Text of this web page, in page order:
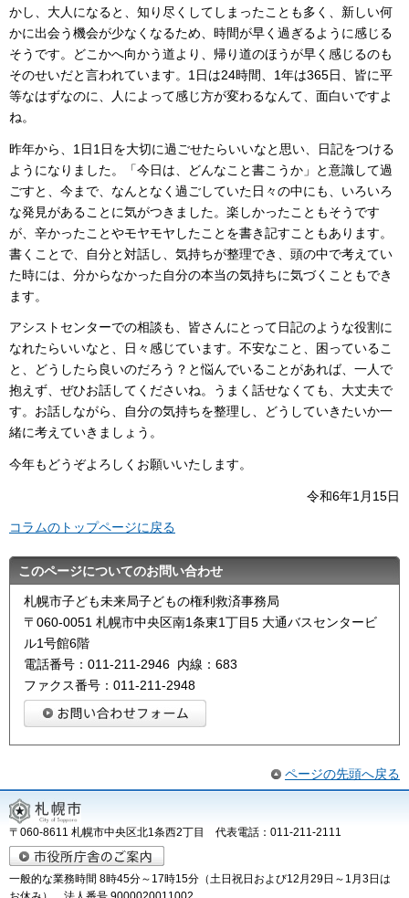
かし、大人になると、知り尽くしてしまったことも多く、新しい何
かに出会う機会が少なくなるため、時間が早く過ぎるように感じる
そうです。どこかへ向かう道より、帰り道のほうが早く感じるのも
そのせいだと言われています。1日は24時間、1年は365日、皆に平
等なはずなのに、人によって感じ方が変わるなんて、面白いですよ
ね。
昨年から、1日1日を大切に過ごせたらいいなと思い、日記をつける
ようになりました。「今日は、どんなこと書こうか」と意識して過
ごすと、今まで、なんとなく過ごしていた日々の中にも、いろいろ
な発見があることに気がつきました。楽しかったこともそうです
が、辛かったことやモヤモヤしたことを書き記すこともあります。
書くことで、自分と対話し、気持ちが整理でき、頭の中で考えてい
た時には、分からなかった自分の本当の気持ちに気づくこともでき
ます。
アシストセンターでの相談も、皆さんにとって日記のような役割に
なれたらいいなと、日々感じています。不安なこと、困っているこ
と、どうしたら良いのだろう？と悩んでいることがあれば、一人で
抱えず、ぜひお話してくださいね。うまく話せなくても、大丈夫で
す。お話しながら、自分の気持ちを整理し、どうしていきたいか一
緒に考えていきましょう。
今年もどうぞよろしくお願いいたします。
令和6年1月15日
コラムのトップページに戻る
このページについてのお問い合わせ
札幌市子ども未来局子どもの権利救済事務局
〒060-0051 札幌市中央区南1条東1丁目5 大通バスセンタービ
ル1号館6階
電話番号：011-211-2946 内線：683
ファクス番号：011-211-2948
ページの先頭へ戻る
〒060-8611 札幌市中央区北1条西2丁目 代表電話：011-211-2111
一般的な業務時間 8時45分～17時15分（土日祝日および12月29日～1月3日は